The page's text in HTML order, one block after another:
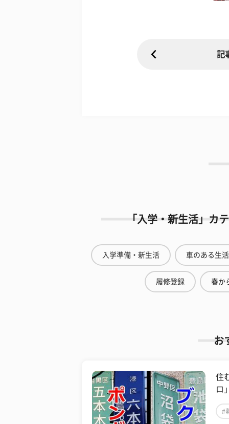
記
「入学・新生活」カ
入学準備・新生活 車のある生活
履修登録 春か
お
住
ロ
#